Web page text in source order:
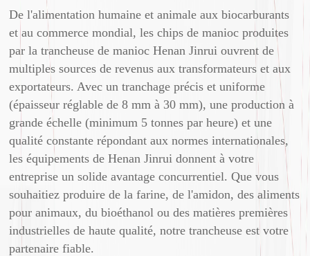
De l'alimentation humaine et animale aux biocarburants
et au commerce mondial, les chips de manioc produites
par la trancheuse de manioc Henan Jinrui ouvrent de
multiples sources de revenus aux transformateurs et aux
exportateurs. Avec un tranchage précis et uniforme
(épaisseur réglable de 8 mm à 30 mm), une production à
grande échelle (minimum 5 tonnes par heure) et une
qualité constante répondant aux normes internationales,
les équipements de Henan Jinrui donnent à votre
entreprise un solide avantage concurrentiel. Que vous
souhaitiez produire de la farine, de l'amidon, des aliments
pour animaux, du bioéthanol ou des matières premières
industrielles de haute qualité, notre trancheuse est votre
partenaire fiable.